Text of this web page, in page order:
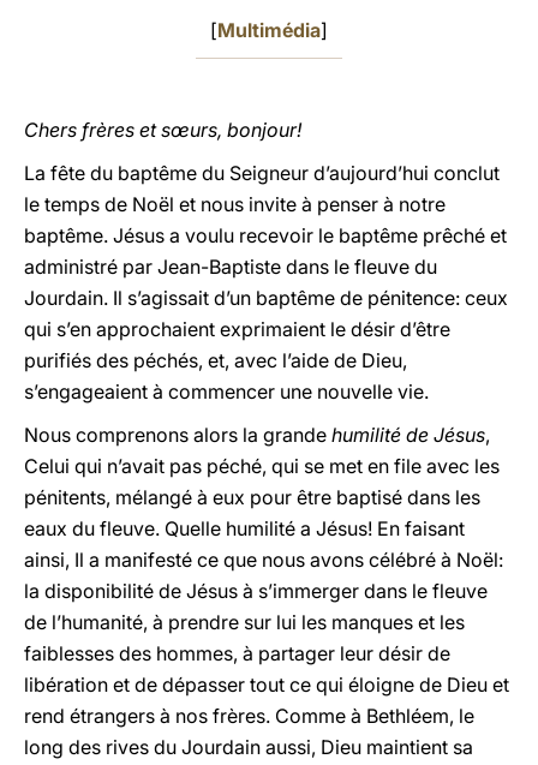
[Multimédia]
Chers frères et sœurs, bonjour!
La fête du baptême du Seigneur d’aujourd’hui conclut
le temps de Noël et nous invite à penser à notre
baptême. Jésus a voulu recevoir le baptême prêché et
administré par Jean-Baptiste dans le fleuve du
Jourdain. Il s’agissait d’un baptême de pénitence: ceux
qui s’en approchaient exprimaient le désir d’être
purifiés des péchés, et, avec l’aide de Dieu,
s’engageaient à commencer une nouvelle vie.
Nous comprenons alors la grande humilité de Jésus,
Celui qui n’avait pas péché, qui se met en file avec les
pénitents, mélangé à eux pour être baptisé dans les
eaux du fleuve. Quelle humilité a Jésus! En faisant
ainsi, Il a manifesté ce que nous avons célébré à Noël:
la disponibilité de Jésus à s’immerger dans le fleuve
de l’humanité, à prendre sur lui les manques et les
faiblesses des hommes, à partager leur désir de
libération et de dépasser tout ce qui éloigne de Dieu et
rend étrangers à nos frères. Comme à Bethléem, le
long des rives du Jourdain aussi, Dieu maintient sa